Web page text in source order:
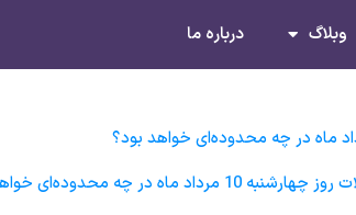
وبلاگ درباره ما
محدوده‌ای خواهد بود؟​